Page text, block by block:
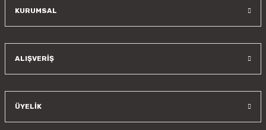
KURUMSAL
ALIŞVERİŞ
ÜYELİK